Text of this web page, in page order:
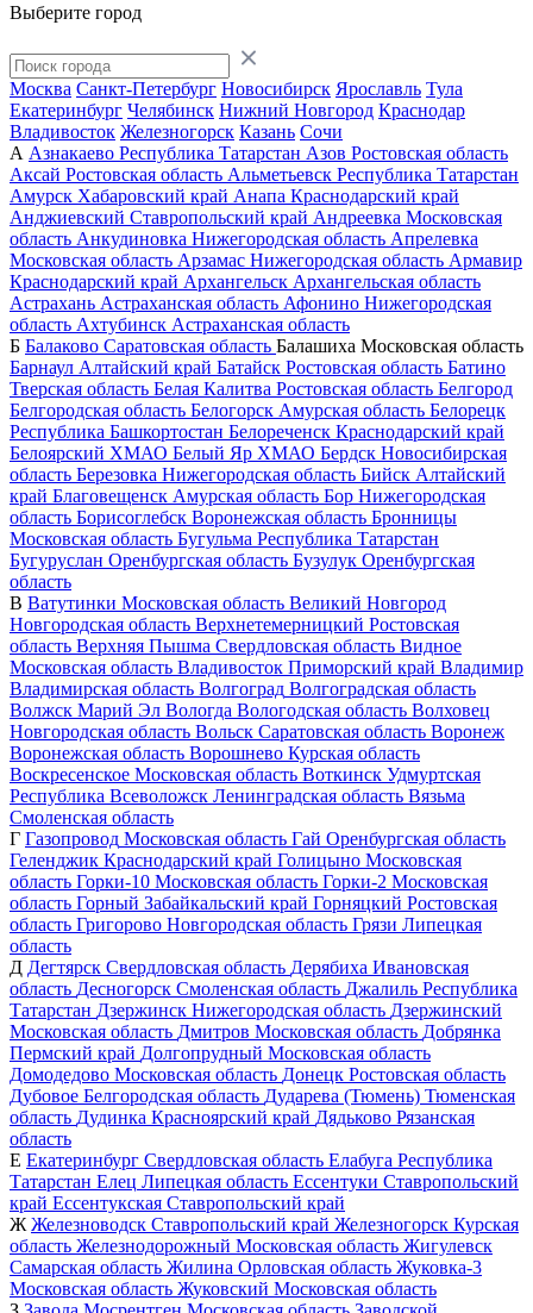
Выберите город
Москва Санкт-Петербург Новосибирск Ярославль Тула
Екатеринбург Челябинск Нижний Новгород Краснодар
Владивосток Железногорск Казань Сочи
А Азнакаево Республика Татарстан Азов Ростовская область
Аксай Ростовская область Альметьевск Республика Татарстан
Амурск Хабаровский край Анапа Краснодарский край
Анджиевский Ставропольский край Андреевка Московская
область Анкудиновка Нижегородская область Апрелевка
Московская область Арзамас Нижегородская область Армавир
Краснодарский край Архангельск Архангельская область
Астрахань Астраханская область Афонино Нижегородская
область Ахтубинск Астраханская область
Б Балаково Саратовская область Балашиха Московская область
Барнаул Алтайский край Батайск Ростовская область Батино
Тверская область Белая Калитва Ростовская область Белгород
Белгородская область Белогорск Амурская область Белорецк
Республика Башкортостан Белореченск Краснодарский край
Белоярский ХМАО Белый Яр ХМАО Бердск Новосибирская
область Березовка Нижегородская область Бийск Алтайский
край Благовещенск Амурская область Бор Нижегородская
область Борисоглебск Воронежская область Бронницы
Московская область Бугульма Республика Татарстан
Бугуруслан Оренбургская область Бузулук Оренбургская
область
В Ватутинки Московская область Великий Новгород
Новгородская область Верхнетемерницкий Ростовская
область Верхняя Пышма Свердловская область Видное
Московская область Владивосток Приморский край Владимир
Владимирская область Волгоград Волгоградская область
Волжск Марий Эл Вологда Вологодская область Волховец
Новгородская область Вольск Саратовская область Воронеж
Воронежская область Ворошнево Курская область
Воскресенское Московская область Воткинск Удмуртская
Республика Всеволожск Ленинградская область Вязьма
Смоленская область
Г Газопровод Московская область Гай Оренбургская область
Геленджик Краснодарский край Голицыно Московская
область Горки-10 Московская область Горки-2 Московская
область Горный Забайкальский край Горняцкий Ростовская
область Григорово Новгородская область Грязи Липецкая
область
Д Дегтярск Свердловская область Дерябиха Ивановская
область Десногорск Смоленская область Джалиль Республика
Татарстан Дзержинск Нижегородская область Дзержинский
Московская область Дмитров Московская область Добрянка
Пермский край Долгопрудный Московская область
Домодедово Московская область Донецк Ростовская область
Дубовое Белгородская область Дударева (Тюмень) Тюменская
область Дудинка Красноярский край Дядьково Рязанская
область
Е Екатеринбург Свердловская область Елабуга Республика
Татарстан Елец Липецкая область Ессентуки Ставропольский
край Ессентукская Ставропольский край
Ж Железноводск Ставропольский край Железногорск Курская
область Железнодорожный Московская область Жигулевск
Самарская область Жилина Орловская область Жуковка-3
Московская область Жуковский Московская область